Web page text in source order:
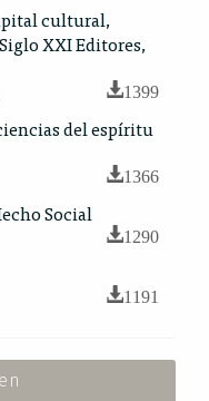
cultural,
XXI Editores,
1399
del espíritu
1366
Social
1290
1191